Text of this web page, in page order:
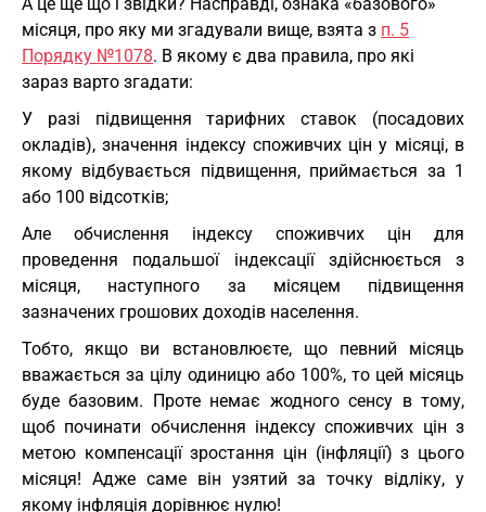
місяця, про яку ми згадували вище, взята з п. 5
Порядку №1078. В якому є два правила, про які
зараз варто згадати:
У разі підвищення тарифних ставок (посадових
окладів), значення індексу споживчих цін у місяці, в
якому відбувається підвищення, приймається за 1
або 100 відсотків;
Але обчислення індексу споживчих цін для
проведення подальшої індексації здійснюється з
місяця, наступного за місяцем підвищення
зазначених грошових доходів населення.
Тобто, якщо ви встановлюєте, що певний місяць
вважається за цілу одиницю або 100%, то цей місяць
буде базовим. Проте немає жодного сенсу в тому,
щоб починати обчислення індексу споживчих цін з
метою компенсації зростання цін (інфляції) з цього
місяця! Адже саме він узятий за точку відліку, у
якому інфляція дорівнює нулю!